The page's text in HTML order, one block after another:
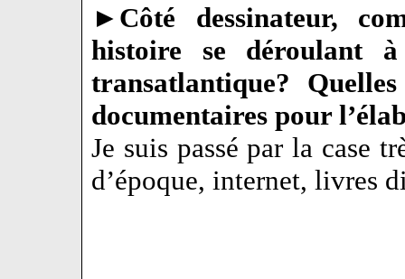
► Côté dessinateur,
histoire se déroulant
transatlantique?
documentaires pour
Je suis passé par la case
d’époque, internet, livres